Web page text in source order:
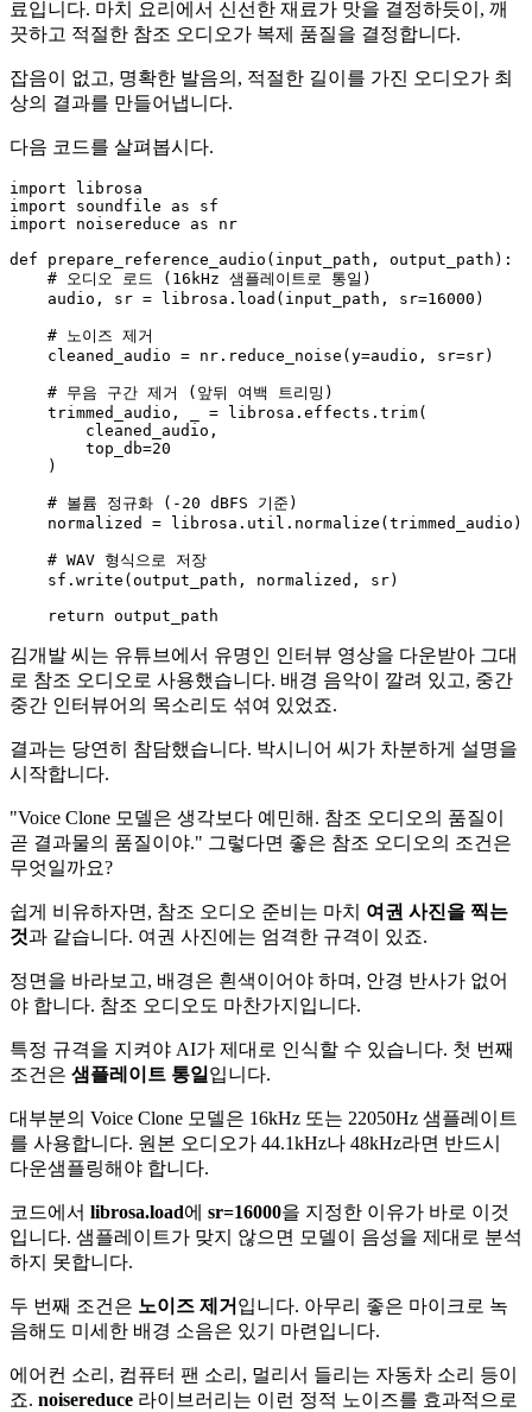
료입니다. 마치 요리에서 신선한 재료가 맛을 결정하듯이, 깨
끗하고 적절한 참조 오디오가 복제 품질을 결정합니다.
잡음이 없고, 명확한 발음의, 적절한 길이를 가진 오디오가 최
상의 결과를 만들어냅니다.
다음 코드를 살펴봅시다.
import
import soundfile as
import noisereduce as nr
def
prepare_reference_audio ( input_path, output_path ):
# 오디오 로드 (16kHz 샘플레이트로 통일)
    audio, sr = librosa.load(input_path, sr=
16000 )
# 노이즈 제거
    cleaned_audio = nr.reduce_noise(y=audio, sr=sr)
# 무음 구간 제거 (앞뒤 여백 트리밍)
    trimmed_audio, _ = librosa.effects.trim(
        cleaned_audio,
        top_db=
20
    )
# 볼륨 정규화 (-20 dBFS 기준)
    normalized = librosa.util.normalize(trimmed_audio)
# WAV 형식으로 저장
    sf.write(output_path, normalized, sr)
return
김개발 씨는 유튜브에서 유명인 인터뷰 영상을 다운받아 그대
로 참조 오디오로 사용했습니다. 배경 음악이 깔려 있고, 중간
중간 인터뷰어의 목소리도 섞여 있었죠.
결과는 당연히 참담했습니다. 박시니어 씨가 차분하게 설명을
시작합니다.
"Voice Clone 모델은 생각보다 예민해. 참조 오디오의 품질이
곧 결과물의 품질이야." 그렇다면 좋은 참조 오디오의 조건은
무엇일까요?
쉽게 비유하자면, 참조 오디오 준비는 마치 여권 사진을 찍는
것과 같습니다. 여권 사진에는 엄격한 규격이 있죠.
정면을 바라보고, 배경은 흰색이어야 하며, 안경 반사가 없어
야 합니다. 참조 오디오도 마찬가지입니다.
특정 규격을 지켜야 AI가 제대로 인식할 수 있습니다. 첫 번째
조건은 샘플레이트 통일 입니다.
대부분의 Voice Clone 모델은 16kHz 또는 22050Hz 샘플레이트
를 사용합니다. 원본 오디오가 44.1kHz나 48kHz라면 반드시
다운샘플링해야 합니다.
코드에서 librosa.load에 sr=16000을 지정한 이유가 바로 이것
입니다. 샘플레이트가 맞지 않으면 모델이 음성을 제대로 분석
하지 못합니다.
두 번째 조건은 노이즈 제거 입니다. 아무리 좋은 마이크로 녹
음해도 미세한 배경 소음은 있기 마련입니다.
에어컨 소리, 컴퓨터 팬 소리, 멀리서 들리는 자동차 소리 등이
죠. noisereduce 라이브러리는 이런 정적 노이즈를 효과적으로